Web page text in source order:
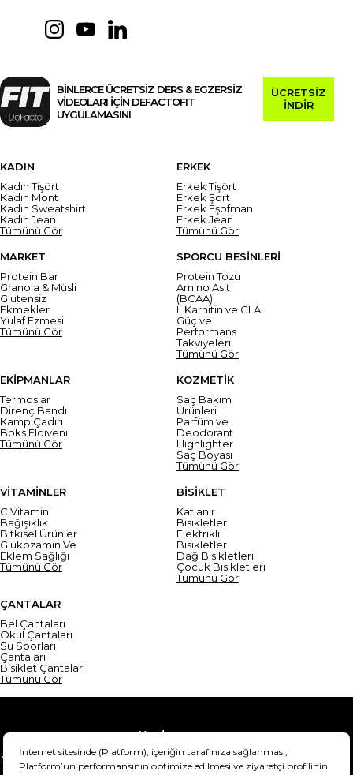
BİNLERCE ÜCRETSİZ DERS & EGZERSİZ
VİDEOLARI İÇİN DEFACTOFIT
UYGULAMASINI
ÜCRETSİZ
İNDİR
KADIN
Kadın Tişört
Kadın Mont
Kadın Sweatshirt
Kadın Jean
Tümünü Gör
ERKEK
Erkek Tişört
Erkek Şort
Erkek Eşofman
Erkek Jean
Tümünü Gör
MARKET
Protein Bar
Granola & Müsli
Glutensiz
Ekmekler
Yulaf Ezmesi
Tümünü Gör
SPORCU BESİNLERİ
Protein Tozu
Amino Asit
(BCAA)
L Karnitin ve CLA
Güç ve
Performans
Takviyeleri
Tümünü Gör
EKİPMANLAR
Termoslar
Direnç Bandı
Kamp Çadırı
Boks Eldiveni
Tümünü Gör
KOZMETİK
Saç Bakım
Ürünleri
Parfüm ve
Deodorant
Highlighter
Saç Boyası
Tümünü Gör
VİTAMİNLER
C Vitamini
Bağışıklık
Bitkisel Ürünler
Glukozamin Ve
Eklem Sağlığı
Tümünü Gör
BİSİKLET
Katlanır
Bisikletler
Elektrikli
Bisikletler
Dağ Bisikletleri
Çocuk Bisikletleri
Tümünü Gör
ÇANTALAR
Bel Çantaları
Okul Çantaları
Su Sporları
Çantaları
Bisiklet Çantaları
Tümünü Gör
Yardım
Mesafeli Satış Sözleşmesi
Teslimat Bilgisi